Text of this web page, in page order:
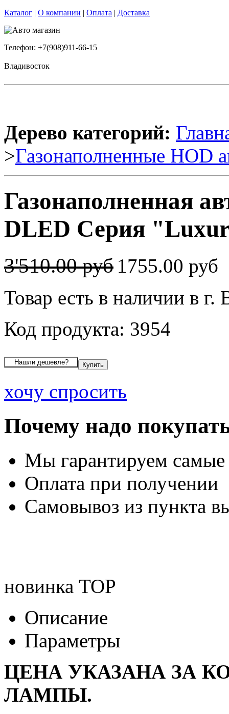
Каталог | О компании | Оплата | Доставка
Телефон: +7(908)911-66-15
Владивосток
Дерево категорий:
>Газонаполненные HOD
Газонаполненная
DLED Серия
3'510.00 руб 1755.00 руб
Товар есть в наличии в г.
Код продукта: 3954
хочу спросить
Почему надо
Мы гарантируем
Оплата при получении
Самовывоз из пункта
новинка TOP
Описание
Параметры
ЦЕНА УКАЗАНА ЗА
ЛАМПЫ.